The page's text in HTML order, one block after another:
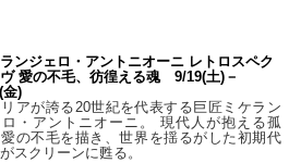
ランジェロ・アントニオーニ レトロスペク
愛の不毛、彷徨える魂 9/19(土)－
金)
アが誇る20世紀を代表する巨匠ミケラン
ロ・アントニオーニ。 現代人が抱える孤
の不毛を描き、世界を揺るがした初期代
スクリーンに甦る。